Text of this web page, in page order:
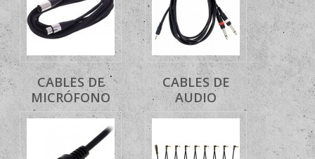
CABLES DE
MICRÓFONO
CABLES DE
AUDIO